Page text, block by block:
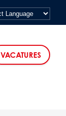
VACATURES